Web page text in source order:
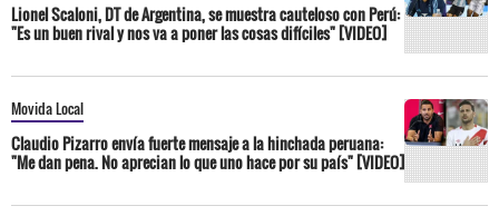
Lionel Scaloni, DT de Argentina, se muestra cauteloso con Perú:
"Es un buen rival y nos va a poner las cosas difíciles" [VIDEO]
Movida Local
Claudio Pizarro envía fuerte mensaje a la hinchada peruana:
"Me dan pena. No aprecian lo que uno hace por su país" [VIDEO]